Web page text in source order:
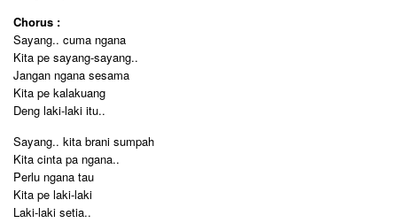
Chorus :
Sayang.. cuma ngana
Kita pe sayang-sayang..
Jangan ngana sesama
Kita pe kalakuang
Deng laki-laki itu..
Sayang.. kita brani sumpah
Kita cinta pa ngana..
Perlu ngana tau
Kita pe laki-laki
Laki-laki setia..